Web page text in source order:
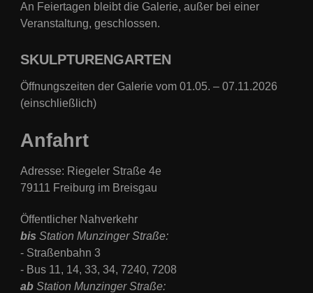
An Feiertagen bleibt die Galerie, außer bei einer
Veranstaltung, geschlossen.
SKULPTURENGARTEN
Öffnungszeiten der Galerie vom 01.05. – 07.11.2026
(einschließlich)
Anfahrt
Adresse: Riegeler Straße 4e
79111 Freiburg im Breisgau
Öffentlicher Nahverkehr
bis Station Munzinger Straße:
- Straßenbahn 3
- Bus 11, 14, 33, 34, 7240, 7208
ab StationMunzinger Straße: